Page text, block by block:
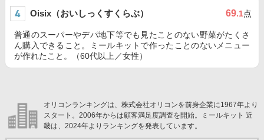
Oisix（おいしっくすくらぶ） 69.1点
普通のスーパーやデパ地下等でも見たことのない野菜がたくさ
ん購入できること。ミールキットで作ったことのないメニュー
が作れたこと。（60代以上／女性）
オリコンランキングは、株式会社オリコンを前身企業に1967年より
スタート。2006年からは顧客満足度調査を開始。ミールキット 近
畿は、2024年よりランキングを発表しています。